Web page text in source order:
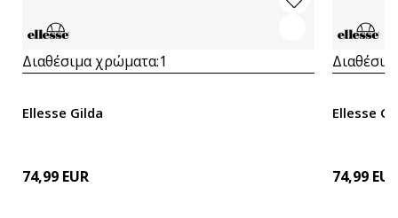
Διαθέσιμα χρώματα:1
Ellesse Gilda
74,99 EUR
Ellesse
74,99 EUR